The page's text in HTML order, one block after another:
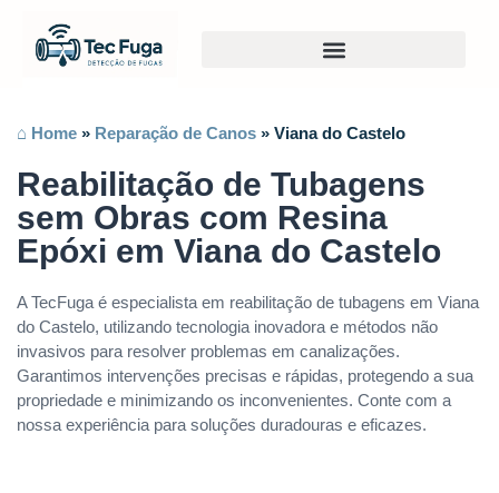
⌂ Home » Reparação de Canos » Viana do Castelo
Reabilitação de Tubagens
sem Obras com Resina
Epóxi em Viana do Castelo
A TecFuga é especialista em reabilitação de tubagens em Viana
do Castelo, utilizando tecnologia inovadora e métodos não
invasivos para resolver problemas em canalizações.
Garantimos intervenções precisas e rápidas, protegendo a sua
propriedade e minimizando os inconvenientes. Conte com a
nossa experiência para soluções duradouras e eficazes.